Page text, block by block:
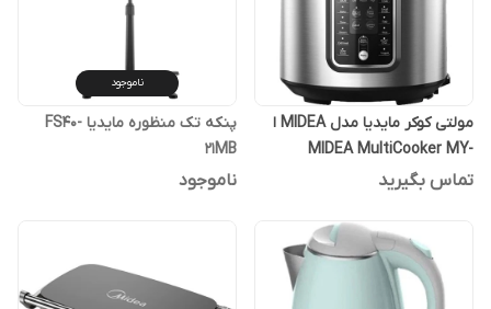
مولتی کوکر مایدیا مدل MIDEA ا
MIDEA MultiCooker MY-
CS6037WPB
تماس بگیرید
ناموجود
پنکه تک منظوره مایدیا FS40-
21MB
ناموجود